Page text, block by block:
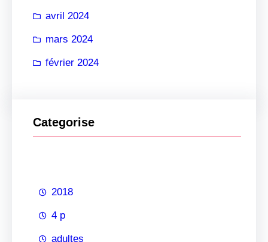
avril 2024
mars 2024
février 2024
Categorise
2018
4 p
adultes